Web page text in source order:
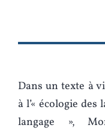
Dans un texte à
à l’« écologie
langage »,